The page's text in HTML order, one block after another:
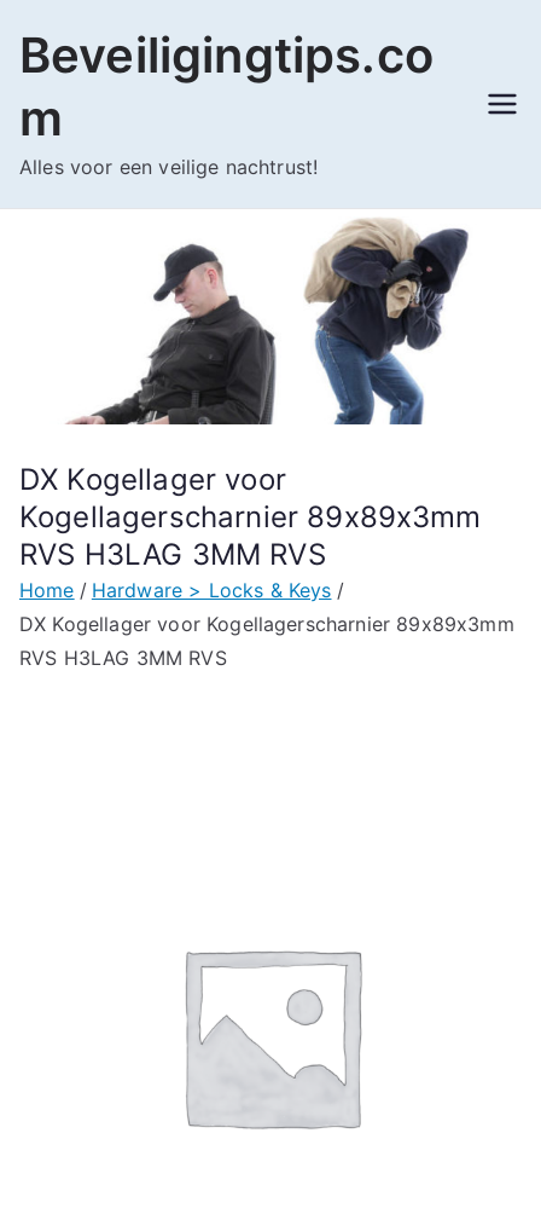
naar
inhoud
Beveiligingtips.co
m
Alles voor een veilige nachtrust!
DX Kogellager voor
Kogellagerscharnier 89x89x3mm
RVS H3LAG 3MM RVS
Home
Hardware > Locks & Keys
DX Kogellager voor Kogellagerscharnier 89x89x3mm
RVS H3LAG 3MM RVS